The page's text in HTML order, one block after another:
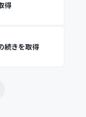
得
続きを取得